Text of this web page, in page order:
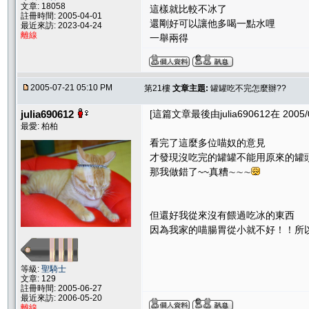
文章: 18058
註冊時間: 2005-04-01
最近來訪: 2023-04-24
離線
這樣就比較不冰了
還剛好可以讓他多喝一點水哩
一舉兩得
2005-07-21 05:10 PM 第21樓 文章主題: 罐罐吃不完怎麼辦??
julia690612
最愛: 柏柏
等級: 聖騎士
文章: 129
註冊時間: 2005-06-27
最近來訪: 2006-05-20
[這篇文章最後由julia690612在
看完了這麼多位喵奴的意見
才發現沒吃完的罐罐不能用原來的罐
那我做錯了~~真糟∼∼∼
但還好我從來沒有餵過吃冰的東西
因為我家的喵腸胃從小就不好！！